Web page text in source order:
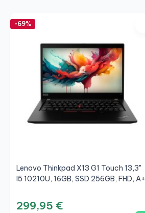
-69%
Lenovo Thinkpad X13 G1 Touch 13,3"
I5 10210U, 16GB, SSD 256GB, FHD, A+
299,95 €